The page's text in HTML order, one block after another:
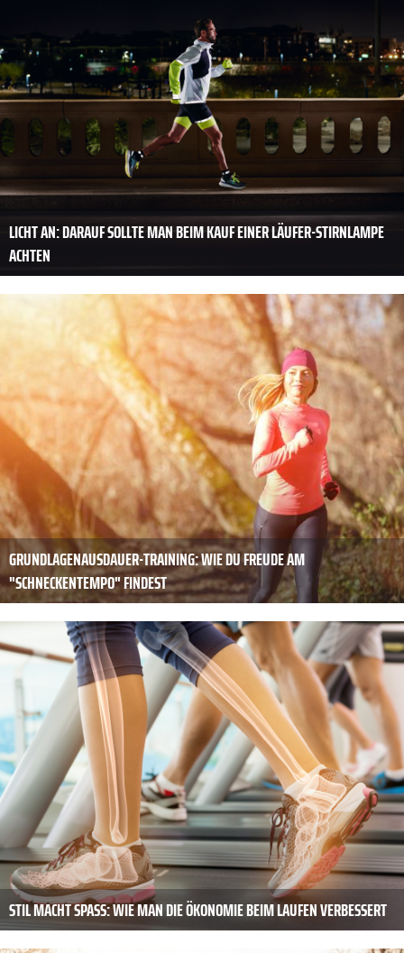
LICHT AN: DARAUF SOLLTE MAN BEIM KAUF EINER LÄUFER-STIRNLAMPE
ACHTEN
GRUNDLAGENAUSDAUER-TRAINING: WIE DU FREUDE AM
"SCHNECKENTEMPO" FINDEST
STIL MACHT SPASS: WIE MAN DIE ÖKONOMIE BEIM LAUFEN VERBESSERT